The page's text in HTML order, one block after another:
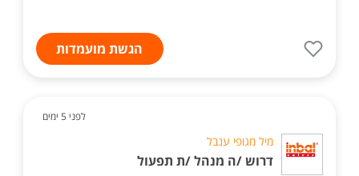
הגשת מועמדות
לפני 5 ימים
מיל מגופי ענבל
דרוש /ה מנהל /ת תפעול